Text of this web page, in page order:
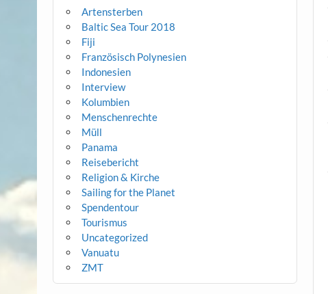
Artensterben
Baltic Sea Tour 2018
Fiji
Französisch Polynesien
Indonesien
Interview
Kolumbien
Menschenrechte
Müll
Panama
Reisebericht
Religion & Kirche
Sailing for the Planet
Spendentour
Tourismus
Uncategorized
Vanuatu
ZMT